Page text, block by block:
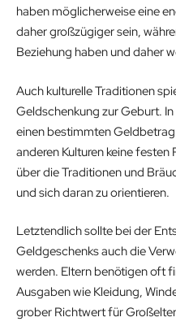
haben möglicherweise eine
daher großzügiger sein,
Beziehung haben und daher
Auch kulturelle Traditionen
Geldschenkung zur Geburt.
einen bestimmten
anderen Kulturen keine
über die Traditionen und
und sich daran zu orientieren.
Letztendlich sollte bei der
Geldgeschenks auch die
werden. Eltern benötigen oft
Ausgaben wie Kleidung,
grober Richtwert für